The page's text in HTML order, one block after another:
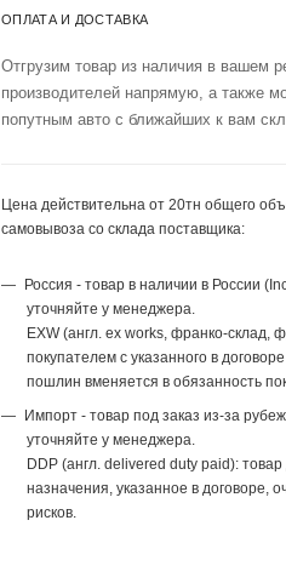
ОПЛАТА И ДОСТАВКА
Отгрузим товар из наличия в вашем
производителей напрямую, а также
попутным авто с ближайших к вам
Цена действительна от 20тн общего
самовывоза со склада поставщика:
Россия - товар в наличии в России
уточняйте у менеджера.
EXW (англ. ex works, франко-склад,
покупателем с указанного в
пошлин вменяется в обязанность
Импорт - товар под заказ из-за
уточняйте у менеджера.
DDP (англ. delivered duty paid):
назначения, указанное в
рисков.